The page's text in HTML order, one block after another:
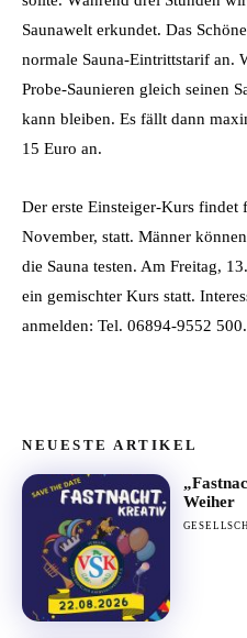
Saunawelt erkundet. Das
normale Sauna-Eintrittstarif an.
Probe-Saunieren gleich seinen
kann bleiben. Es fällt dann
15 Euro an.
Der erste Einsteiger-Kurs findet
November, statt. Männer
die Sauna testen. Am Freitag,
ein gemischter Kurs statt.
anmelden: Tel. 06894-9552 500.
NEUESTE ARTIKEL
Weiher